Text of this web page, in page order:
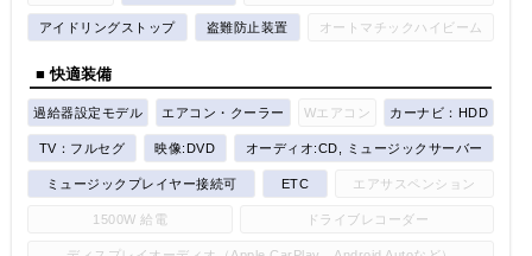
アイドリングストップ 盗難防止装置 オートマチックハイビーム
■ 快適装備
過給器設定モデル エアコン・クーラー Wエアコン カーナビ：HDD
TV：フルセグ 映像:DVD オーディオ:CD, ミュージックサーバー
ミュージックプレイヤー接続可 ETC エアサスペンション
1500W 給電 ドライブレコーダー